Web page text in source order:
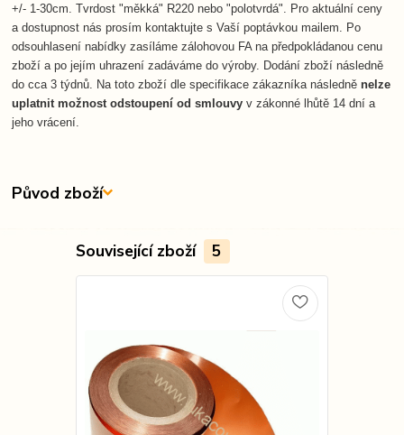
+/- 1-30cm. Tvrdost "měkká" R220 nebo "polotvrdá". Pro aktuální ceny
a dostupnost nás prosím kontaktujte s Vaší poptávkou mailem. Po
odsouhlasení nabídky zasíláme zálohovou FA na předpokládanou cenu
zboží a po jejím uhrazení zadáváme do výroby. Dodání zboží následně
do cca 3 týdnů. Na toto zboží dle specifikace zákazníka následněnelze
uplatnit možnost odstoupení od smlouvy v zákonné lhůtě 14 dní a
jeho vrácení.
Původ zboží
Související zboží 5